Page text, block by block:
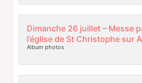
Dimanche 26 juillet – Messe
l’église de St Christophe sur
Album photos